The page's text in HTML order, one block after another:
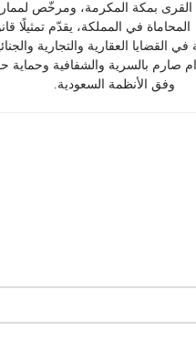
القرى بمكة المكرمة، ومرخّص
المحاماة في المملكة، يقدّم تمثيلًا
القضايا العقارية والتجارية
صارم بالسرية والشفافية وحماية
وفق الأنظمة السعودية.